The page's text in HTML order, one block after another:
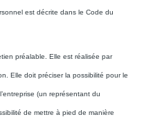
est décrite dans le Code du
préalable. Elle est réalisée par
Elle doit préciser la possibilité pour le
(un représentant du
de mettre à pied de manière